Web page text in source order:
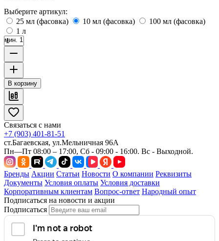
Выберите артикул:
25 мл (фасовка)
10 мл (фасовка)
100 мл (фасовка)
1 л
мин. 1
В корзину
Связаться с нами
+7 (903) 401-81-51
ст.Багаевская, ул.Мельничная 96А
Пн—Пт 08:00 – 17:00, Сб - 09:00 - 16:00. Вс - Выходной.
Бренды Акции Статьи Новости О компании Реквизиты
Документы Условия оплаты Условия доставки
Корпоративным клиентам Вопрос-ответ Народный опыт
Подписаться на новости и акции
Подписаться